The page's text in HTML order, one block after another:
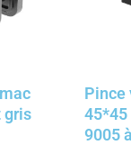
gris
Pince
45*45
9005